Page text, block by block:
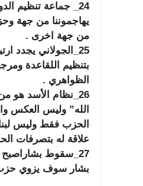
24_ جماعة تنظيم
يهاجموننا من جهة
من جهة اخرى .
25_الجولاني يجدد
بتنظيم اللقاعدة
الظواهري .
26_نظام الأسد
الله” وليس العكس
الحزب فقط وليس
علاقة له بتصرفات
27_سقوط
بشار سوف يزوي حزب